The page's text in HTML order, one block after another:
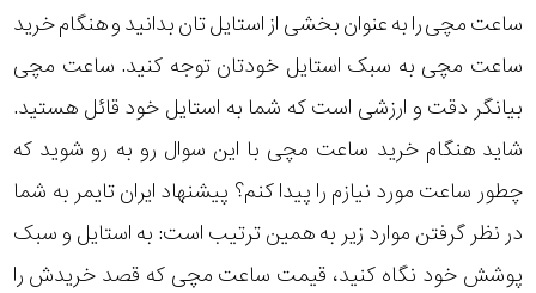
ساعت مچی را به عنوان بخشی از استایل تان بدانید و هنگام خرید
ساعت مچی به سبک استایل خودتان توجه کنید. ساعت مچی
بیانگر دقت و ارزشی است که شما به استایل خود قائل هستید.
شاید هنگام خرید ساعت مچی با این سوال رو به رو شوید که
چطور ساعت مورد نیازم را پیدا کنم؟ پیشنهاد ایران تایمر به شما
در نظر گرفتن موارد زیر به همین ترتیب است: به استایل و سبک
پوشش خود نگاه کنید، قیمت ساعت مچی که قصد خریدش را
متی
تیسوت
مازراتی
رده
نمایش
بیشتر...
محدوده